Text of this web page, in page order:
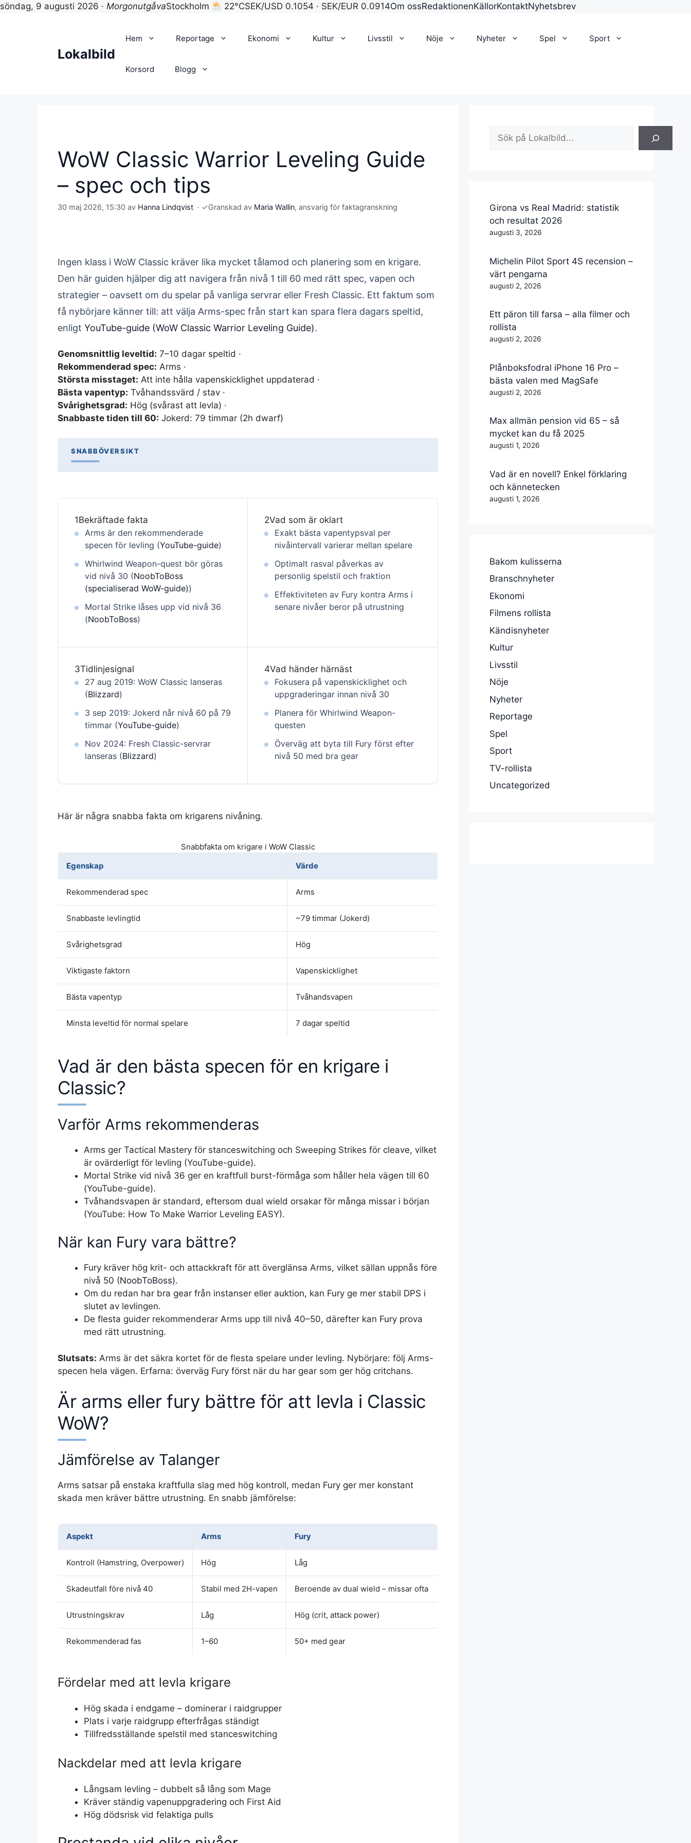
söndag, 9 augusti 2026 · MorgonutgåvaStockholm 22°CSEK/USD 0.1054 · SEK/EUR 0.0914Om ossRedaktionenKällorKontaktNyhetsbrev
Lokalbild
Hem Reportage Ekonomi Kultur Livsstil Nöje Nyheter Spel Sport
Korsord Blogg
WoW Classic Warrior Leveling Guide
– spec och tips
30 maj 2026, 15:30 av Hanna Lindqvist · ✓Granskad av Maria Wallin, ansvarig för faktagranskning
Ingen klass i WoW Classic kräver lika mycket tålamod och planering som en krigare.
Den här guiden hjälper dig att navigera från nivå 1 till 60 med rätt spec, vapen och
strategier – oavsett om du spelar på vanliga servrar eller Fresh Classic. Ett faktum som
få nybörjare känner till: att välja Arms-spec från start kan spara flera dagars speltid,
enligt YouTube-guide (WoW Classic Warrior Leveling Guide).
Genomsnittlig leveltid: 7–10 dagar speltid ·
Rekommenderad spec: Arms ·
Största misstaget: Att inte hålla vapenskicklighet uppdaterad ·
Bästa vapentyp: Tvåhandssvärd / stav ·
Svårighetsgrad: Hög (svårast att levla) ·
Snabbaste tiden till 60: Jokerd: 79 timmar (2h dwarf)
SNABBÖVERSIKT
1Bekräftade fakta
Arms är den rekommenderade
specen för levling (YouTube-guide)
Whirlwind Weapon-quest bör göras
vid nivå 30 (NoobToBoss
(specialiserad WoW-guide))
Mortal Strike låses upp vid nivå 36
(NoobToBoss)
2Vad som är oklart
Exakt bästa vapentypsval per
nivåintervall varierar mellan spelare
Optimalt rasval påverkas av
personlig spelstil och fraktion
Effektiviteten av Fury kontra Arms i
senare nivåer beror på utrustning
3Tidlinjesignal
27 aug 2019: WoW Classic lanseras
(Blizzard)
3 sep 2019: Jokerd når nivå 60 på 79
timmar (YouTube-guide)
Nov 2024: Fresh Classic-servrar
lanseras (Blizzard)
4Vad händer härnäst
Fokusera på vapenskicklighet och
uppgraderingar innan nivå 30
Planera för Whirlwind Weapon-
questen
Överväg att byta till Fury först efter
nivå 50 med bra gear
Här är några snabba fakta om krigarens nivåning.
Snabbfakta om krigare i WoW Classic
Egenskap
Värde
Rekommenderad spec Arms
Snabbaste levlingtid ~79 timmar (Jokerd)
Svårighetsgrad Hög
Viktigaste faktorn Vapenskicklighet
Bästa vapentyp Tvåhandsvapen
Minsta leveltid för normal spelare 7 dagar speltid
Vad är den bästa specen för en krigare i
Classic?
Varför Arms rekommenderas
Arms ger Tactical Mastery för stanceswitching och Sweeping Strikes för cleave, vilket
är ovärderligt för levling (YouTube-guide).
Mortal Strike vid nivå 36 ger en kraftfull burst-förmåga som håller hela vägen till 60
(YouTube-guide).
Tvåhandsvapen är standard, eftersom dual wield orsakar för många missar i början
(YouTube: How To Make Warrior Leveling EASY).
När kan Fury vara bättre?
Fury kräver hög krit- och attackkraft för att överglänsa Arms, vilket sällan uppnås före
nivå 50 (NoobToBoss).
Om du redan har bra gear från instanser eller auktion, kan Fury ge mer stabil DPS i
slutet av levlingen.
De flesta guider rekommenderar Arms upp till nivå 40–50, därefter kan Fury prova
med rätt utrustning.
Slutsats: Arms är det säkra kortet för de flesta spelare under levling. Nybörjare: följ Arms-
specen hela vägen. Erfarna: överväg Fury först när du har gear som ger hög critchans.
Är arms eller fury bättre för att levla i Classic
WoW?
Jämförelse av Talanger
Arms satsar på enstaka kraftfulla slag med hög kontroll, medan Fury ger mer konstant
skada men kräver bättre utrustning. En snabb jämförelse:
Aspekt Arms Fury
Kontroll (Hamstring, Overpower) Hög Låg
Skadeutfall före nivå 40 Stabil med 2H-vapen Beroende av dual wield – missar ofta
Utrustningskrav Låg Hög (crit, attack power)
Rekommenderad fas 1–60 50+ med gear
Fördelar med att levla krigare
Hög skada i endgame – dominerar i raidgrupper
Plats i varje raidgrupp efterfrågas ständigt
Tillfredsställande spelstil med stanceswitching
Nackdelar med att levla krigare
Långsam levling – dubbelt så lång som Mage
Kräver ständig vapenuppgradering och First Aid
Hög dödsrisk vid felaktiga pulls
Sök
Girona vs Real Madrid: statistik
och resultat 2026
augusti 3, 2026
Michelin Pilot Sport 4S recension –
värt pengarna
augusti 2, 2026
Ett päron till farsa – alla filmer och
rollista
augusti 2, 2026
Plånboksfodral iPhone 16 Pro –
bästa valen med MagSafe
augusti 2, 2026
Max allmän pension vid 65 – så
mycket kan du få 2025
augusti 1, 2026
Vad är en novell? Enkel förklaring
och kännetecken
augusti 1, 2026
Bakom kulisserna
Branschnyheter
Ekonomi
Filmens rollista
Kändisnyheter
Kultur
Livsstil
Nöje
Nyheter
Reportage
Spel
Sport
TV-rollista
Uncategorized